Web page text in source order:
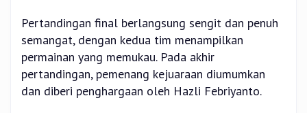
Pertandingan final berlangsung sengit dan penuh
semangat, dengan kedua tim menampilkan
permainan yang memukau. Pada akhir
pertandingan, pemenang kejuaraan diumumkan
dan diberi penghargaan oleh Hazli Febriyanto.